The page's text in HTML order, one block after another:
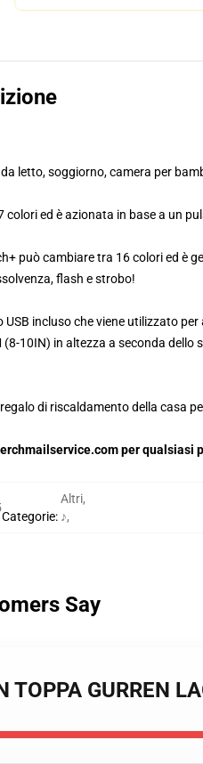
letto, soggiorno, camera per
ed è azionata in base a un
può cambiare tra 16 colori ed è
flash e strobo!
incluso che viene utilizzato
10IN) in altezza a seconda dello
di riscaldamento della casa
per qualsiasi
Categorie:
Altri,
♪,
Say
GURREN